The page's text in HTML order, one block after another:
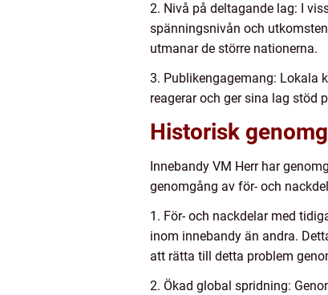
2. Nivå på deltagande lag: I
spänningsnivån och
utmanar de större nationerna.
3. Publikengagemang: Lokala
reagerar och ger sina lag stöd
Historisk
Innebandy VM Herr har
genomgång av för- och
1. För- och nackdelar med
inom innebandy än andra.
att rätta till detta problem
2. Ökad global spridning: